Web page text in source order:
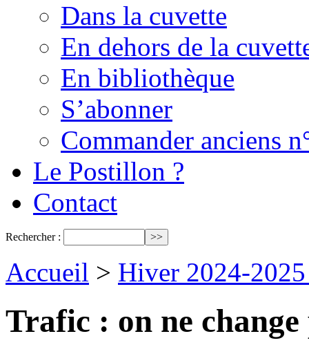
Dans la cuvette
En dehors de la
En bibliothèque
S’abonner
Commander anciens
Le Postillon ?
Contact
Rechercher :
Accueil > Hiver 2024-
Trafic : on ne